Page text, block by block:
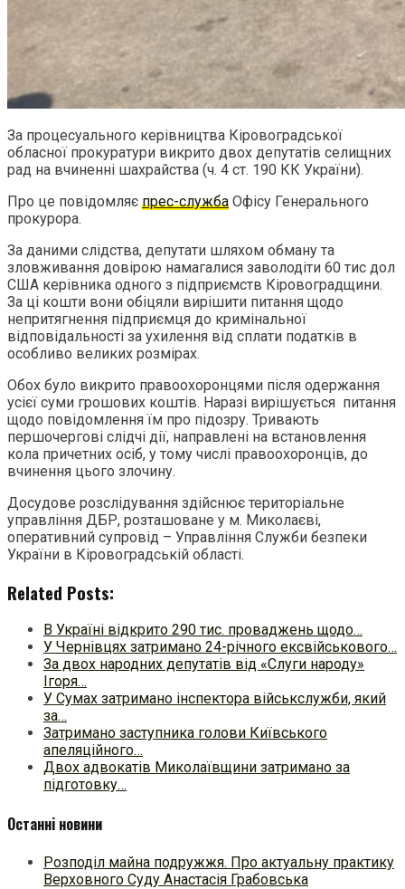
За процесуального керівництва Кіровоградської
обласної прокуратури викрито двох депутатів селищних
рад на вчиненні шахрайства (ч. 4 ст. 190 КК України).
Про це повідомляє прес-служба Офісу Генерального
прокурора.
За даними слідства, депутати шляхом обману та
зловживання довірою намагалися заволодіти 60 тис дол
США керівника одного з підприємств Кіровоградщини.
За ці кошти вони обіцяли вирішити питання щодо
непритягнення підприємця до кримінальної
відповідальності за ухилення від сплати податків в
особливо великих розмірах.
Обох було викрито правоохоронцями після одержання
усієї суми грошових коштів. Наразі вирішується питання
щодо повідомлення їм про підозру. Тривають
першочергові слідчі дії, направлені на встановлення
кола причетних осіб, у тому числі правоохоронців, до
вчинення цього злочину.
Досудове розслідування здійснює територіальне
управління ДБР, розташоване у м. Миколаєві,
оперативний супровід – Управління Служби безпеки
України в Кіровоградській області.
Related Posts:
В Україні відкрито 290 тис. проваджень щодо…
У Чернівцях затримано 24-річного ексвійськового…
За двох народних депутатів від «Слуги народу»
Ігоря…
У Сумах затримано інспектора військслужби, який
за…
Затримано заступника голови Київського
апеляційного…
Двох адвокатів Миколаївщини затримано за
підготовку…
Останні новини
Розподіл майна подружжя. Про актуальну практику
Верховного Суду Анастасія Грабовська